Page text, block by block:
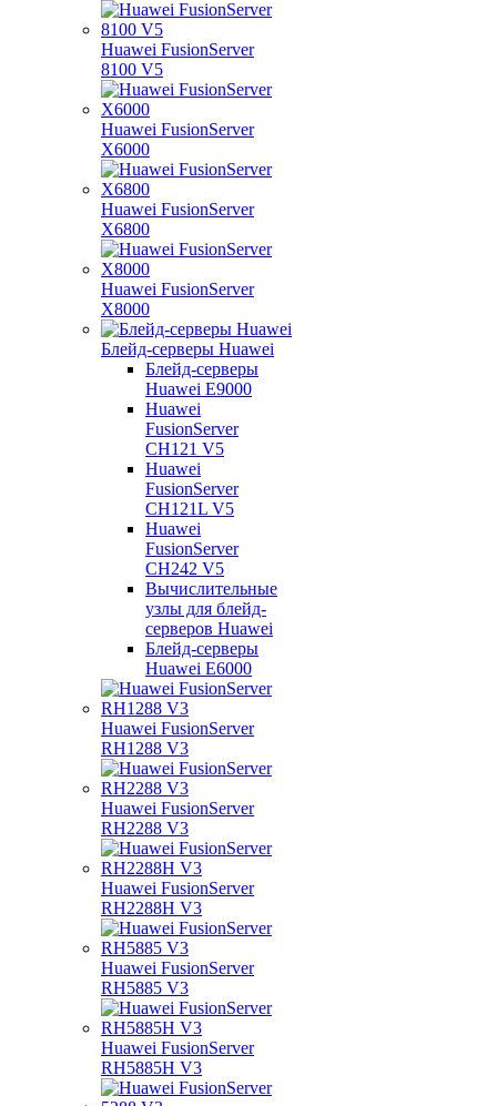
Huawei FusionServer
8100 V5
Huawei FusionServer
X6000
Huawei FusionServer
X6800
Huawei FusionServer
X8000
Блейд-серверы Huawei
Блейд-серверы
Huawei E9000
Huawei
FusionServer
CH121 V5
Huawei
FusionServer
CH121L V5
Huawei
FusionServer
CH242 V5
Вычислительные
узлы для блейд-
серверов Huawei
Блейд-серверы
Huawei E6000
Huawei FusionServer
RH1288 V3
Huawei FusionServer
RH2288 V3
Huawei FusionServer
RH2288H V3
Huawei FusionServer
RH5885 V3
Huawei FusionServer
RH5885H V3